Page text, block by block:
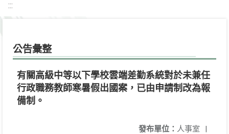
:::
公告彙整
有關高級中等以下學校雲端差勤系統對於未兼任
行政職務教師寒暑假出國案，已由申請制改為報
備制。
發布單位： 人事室 |